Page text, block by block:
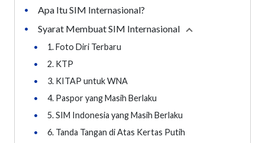
•
Apa Itu SIM Internasional?
• Syarat Membuat SIM Internasional Collapse
•
1. Foto Diri Terbaru
•
2. KTP
•
3. KITAP untuk WNA
•
4. Paspor yang Masih Berlaku
•
5. SIM Indonesia yang Masih Berlaku
•
6. Tanda Tangan di Atas Kertas Putih